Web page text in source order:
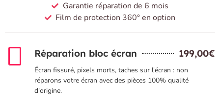
Garantie réparation de 6 mois
Film de protection 360° en option
Réparation bloc écran 199,00€
Écran fissuré, pixels morts, taches sur l'écran : non
réparons votre écran avec des pièces 100% qualité
d'origine.